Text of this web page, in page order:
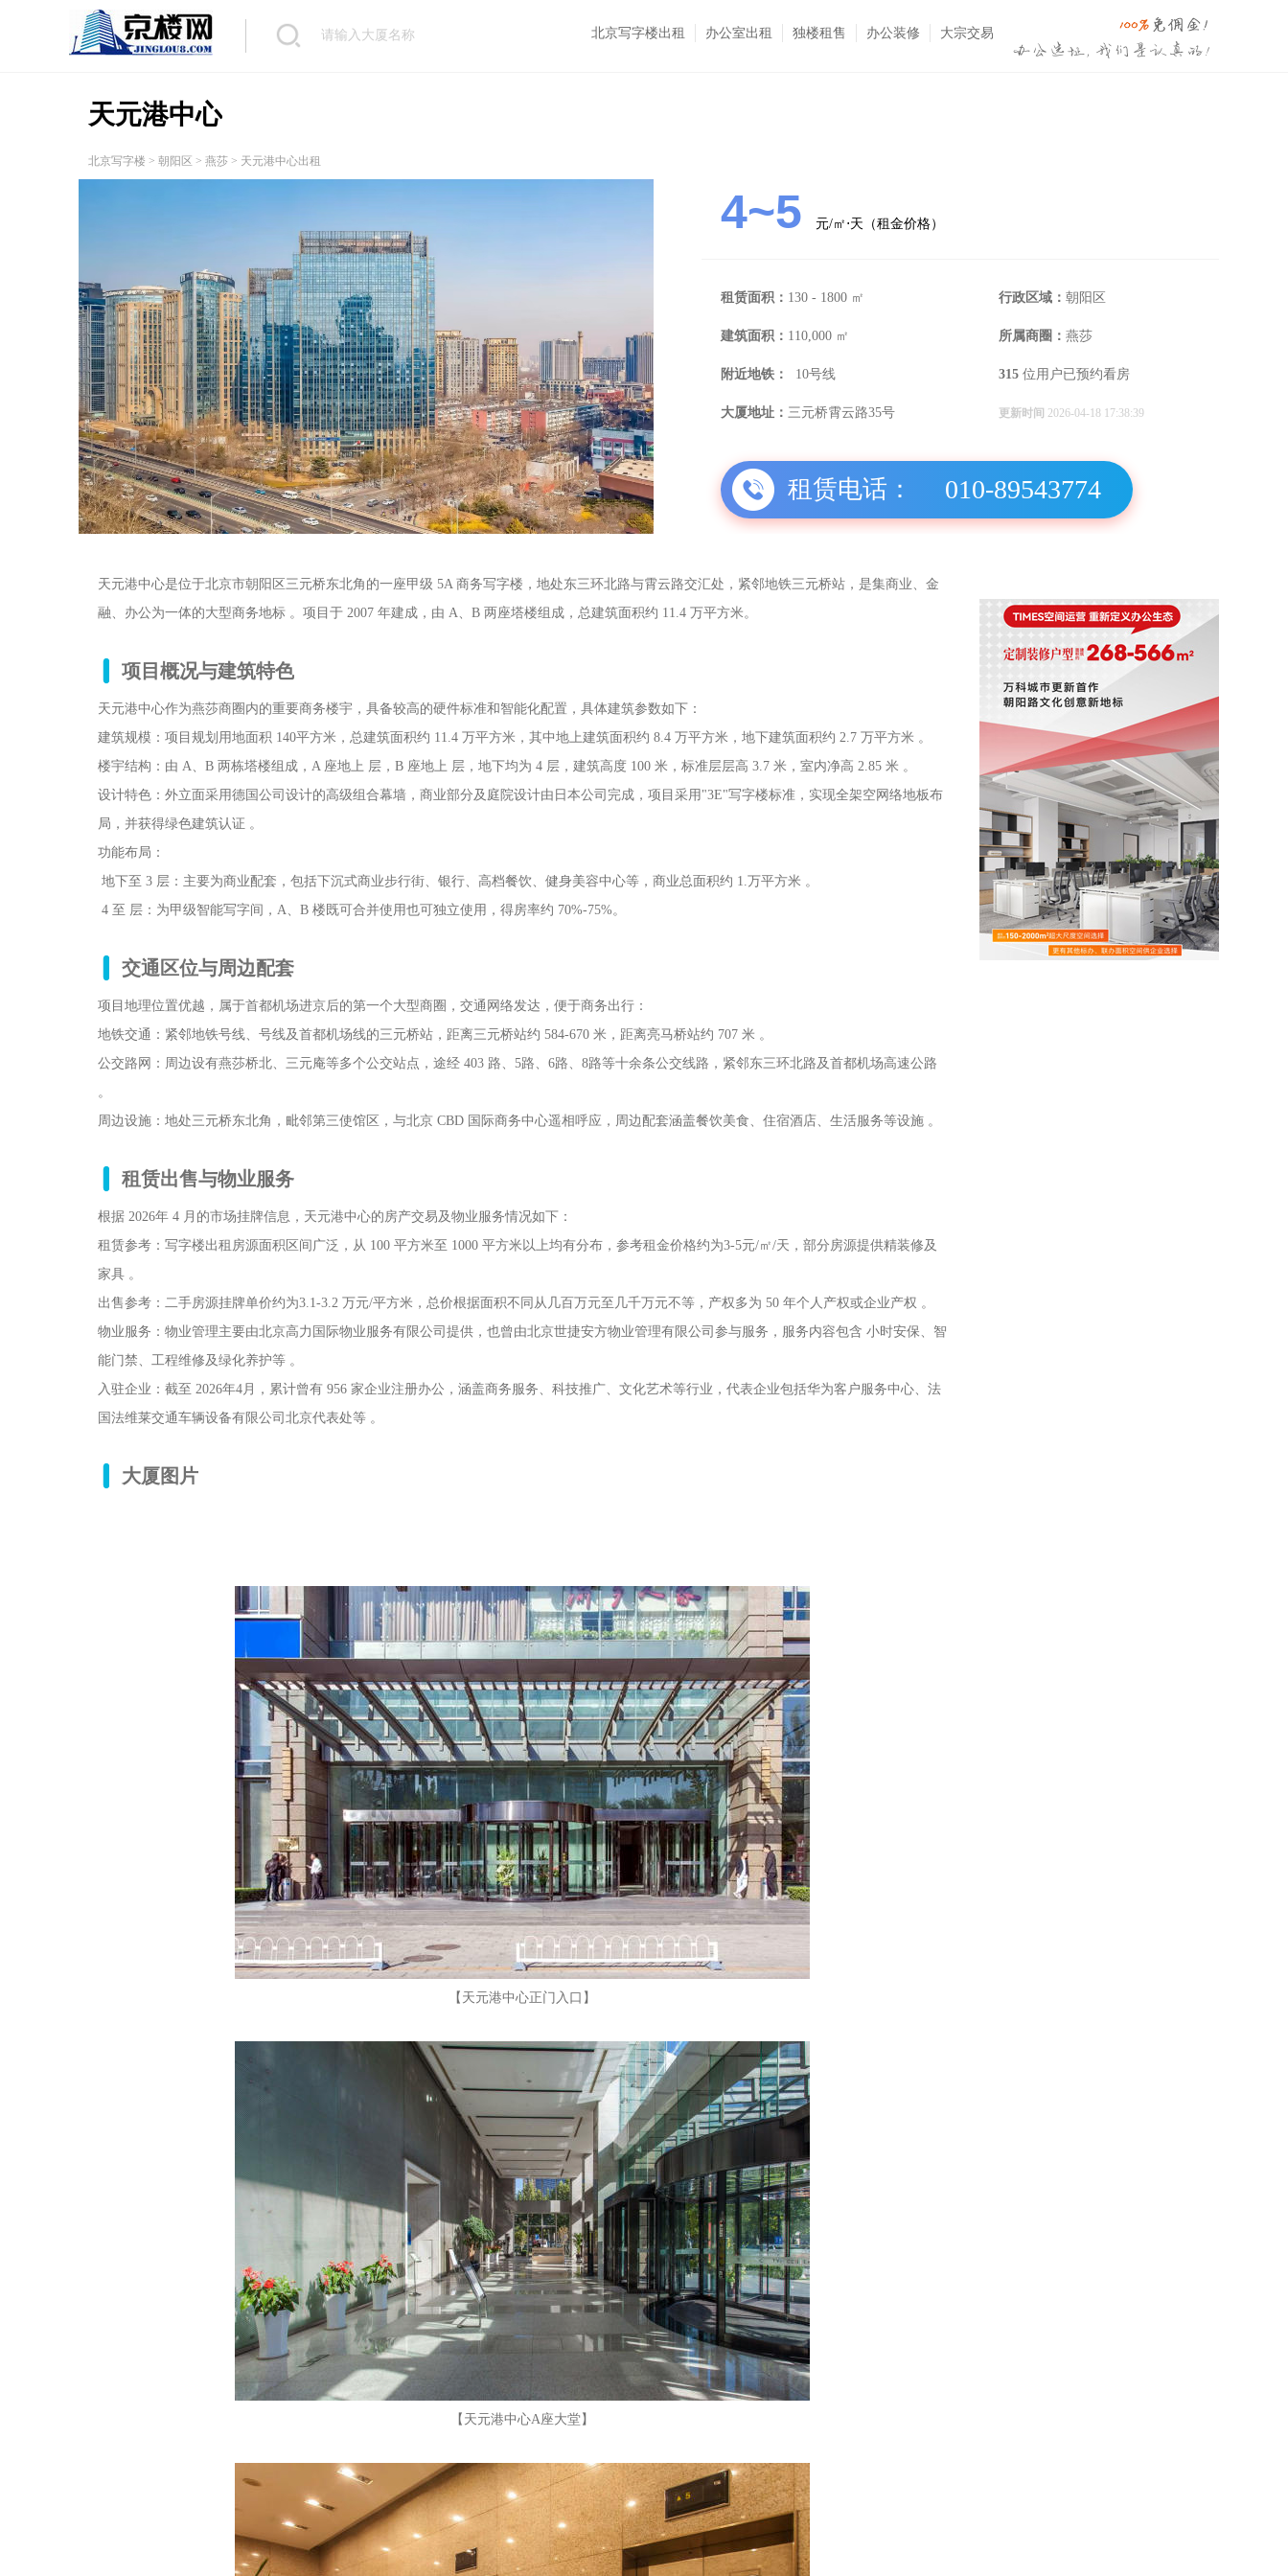
北京写字楼出租 办公室出租 独楼租售 办公装修 大宗交易
天元港中心
北京写字楼 > 朝阳区 > 燕莎 > 天元港中心出租
4~5 元/㎡⋅天（租金价格）
租赁面积： 130 - 1800 ㎡ 行政区域： 朝阳区
建筑面积： 110,000 ㎡ 所属商圈： 燕莎
附近地铁： 10号线 315 位用户已预约看房
大厦地址： 三元桥霄云路35号 更新时间 2026-04-18 17:38:39
租赁电话： 010-89543774
天元港中心是位于北京市朝阳区三元桥东北角的一座甲级 5A 商务写字楼，地处东三环北路与霄云路交汇处，紧邻地铁三元桥站，是集商业、金
融、办公为一体的大型商务地标 。项目于 2007 年建成，由 A、B 两座塔楼组成，总建筑面积约 11.4 万平方米。
项目概况与建筑特色
天元港中心作为燕莎商圈内的重要商务楼宇，具备较高的硬件标准和智能化配置，具体建筑参数如下：
建筑规模：项目规划用地面积 140平方米，总建筑面积约 11.4 万平方米，其中地上建筑面积约 8.4 万平方米，地下建筑面积约 2.7 万平方米 。
楼宇结构：由 A、B 两栋塔楼组成，A 座地上 层，B 座地上 层，地下均为 4 层，建筑高度 100 米，标准层层高 3.7 米，室内净高 2.85 米 。
设计特色：外立面采用德国公司设计的高级组合幕墙，商业部分及庭院设计由日本公司完成，项目采用"3E"写字楼标准，实现全架空网络地板布
局，并获得绿色建筑认证 。
功能布局：
地下至 3 层：主要为商业配套，包括下沉式商业步行街、银行、高档餐饮、健身美容中心等，商业总面积约 1.万平方米 。
4 至 层：为甲级智能写字间，A、B 楼既可合并使用也可独立使用，得房率约 70%-75%。
交通区位与周边配套
项目地理位置优越，属于首都机场进京后的第一个大型商圈，交通网络发达，便于商务出行：
地铁交通：紧邻地铁号线、号线及首都机场线的三元桥站，距离三元桥站约 584-670 米，距离亮马桥站约 707 米 。
公交路网：周边设有燕莎桥北、三元庵等多个公交站点，途经 403 路、5路、6路、8路等十余条公交线路，紧邻东三环北路及首都机场高速公路
。
周边设施：地处三元桥东北角，毗邻第三使馆区，与北京 CBD 国际商务中心遥相呼应，周边配套涵盖餐饮美食、住宿酒店、生活服务等设施 。
租赁出售与物业服务
根据 2026年 4 月的市场挂牌信息，天元港中心的房产交易及物业服务情况如下：
租赁参考：写字楼出租房源面积区间广泛，从 100 平方米至 1000 平方米以上均有分布，参考租金价格约为3-5元/㎡/天，部分房源提供精装修及
家具 。
出售参考：二手房源挂牌单价约为3.1-3.2 万元/平方米，总价根据面积不同从几百万元至几千万元不等，产权多为 50 年个人产权或企业产权 。
物业服务：物业管理主要由北京高力国际物业服务有限公司提供，也曾由北京世捷安方物业管理有限公司参与服务，服务内容包含 小时安保、智
能门禁、工程维修及绿化养护等 。
入驻企业：截至 2026年4月，累计曾有 956 家企业注册办公，涵盖商务服务、科技推广、文化艺术等行业，代表企业包括华为客户服务中心、法
国法维莱交通车辆设备有限公司北京代表处等 。
大厦图片
【天元港中心正门入口】
【天元港中心A座大堂】